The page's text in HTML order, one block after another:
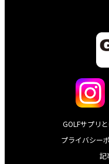
GOLFサプリ
プライバシー
記